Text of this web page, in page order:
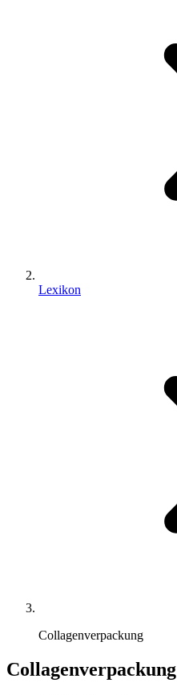
Lexikon
Collagenverpackung
Collagenverpackung